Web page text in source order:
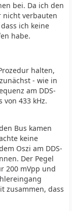
bei. Da ich den
nicht verbauten
ich keine
habe.
halten,
- wie in
am DDS-
433 kHz.
Bus kamen
keine
Oszi am DDS-
Der Pegel
200 mVpp und
zusammen, dass